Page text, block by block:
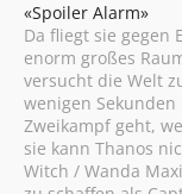
«Spoiler Alarm»
Da fliegt sie gegen
enorm großes
versucht die Welt
wenigen
Zweikampf geht,
sie kann Thanos
Witch / Wanda